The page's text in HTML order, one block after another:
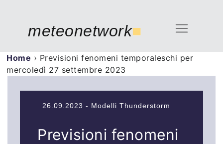
meteonetwork■
Home › Previsioni fenomeni temporaleschi per
mercoledì 27 settembre 2023
26.09.2023 - Modelli Thunderstorm
Previsioni fenomeni